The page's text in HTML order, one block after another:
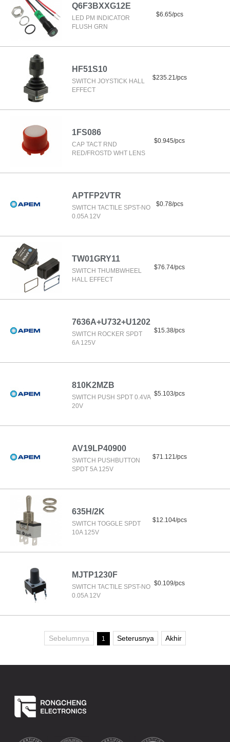
Q6F3BXXG12E
LED PM INDICATOR
FLUSH GRN
$6.65/pcs
HF51S10
SWITCH JOYSTICK HALL
EFFECT
$235.21/pcs
1FS086
CAP TACT RND
RED/FROSTD WHT LENS
$0.945/pcs
APTFP2VTR
SWITCH TACTILE SPST-NO
0.05A 12V
$0.78/pcs
TW01GRY11
SWITCH THUMBWHEEL
HALL EFFECT
$76.74/pcs
7636A+U732+U1202
SWITCH ROCKER SPDT
6A 125V
$15.38/pcs
810K2MZB
SWITCH PUSH SPDT 0.4VA
20V
$5.103/pcs
AV19LP40900
SWITCH PUSHBUTTON
SPDT 5A 125V
$71.121/pcs
635H/2K
SWITCH TOGGLE SPDT
10A 125V
$12.104/pcs
MJTP1230F
SWITCH TACTILE SPST-NO
0.05A 12V
$0.109/pcs
Sebelumnya 1 Seterusnya Akhir